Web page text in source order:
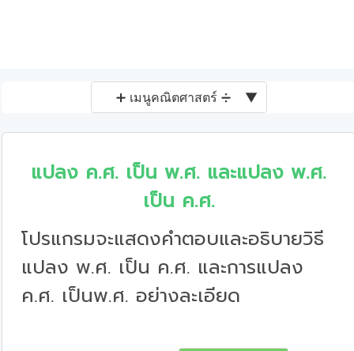
➕ เมนูคณิตศาสตร์ ➗ ▼
แปลง ค.ศ. เป็น พ.ศ. และแปลง พ.ศ.
เป็น ค.ศ.
โปรแกรมจะแสดงคำตอบและอธิบายวิธี
แปลง พ.ศ. เป็น ค.ศ. และการแปลง
ค.ศ. เป็นพ.ศ. อย่างละเอียด